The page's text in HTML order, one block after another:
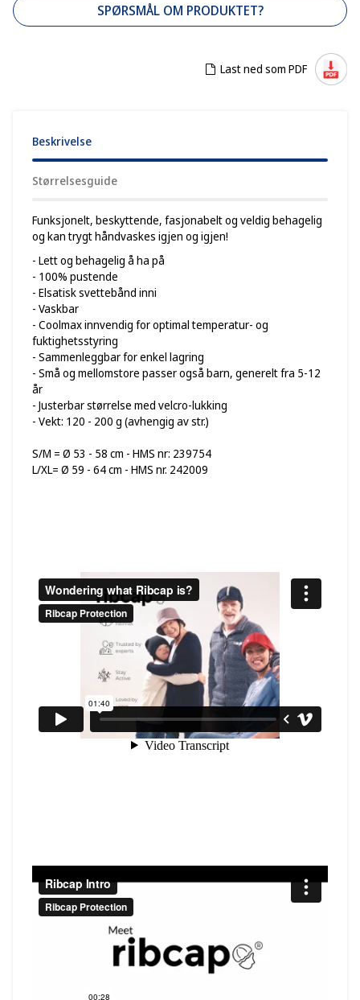
SPØRSMÅL OM PRODUKTET?
Last ned som PDF
Beskrivelse
Størrelsesguide
Funksjonelt, beskyttende, fasjonabelt og veldig behagelig
og kan trygt håndvaskes igjen og igjen!
- Lett og behagelig å ha på
- 100% pustende
- Elsatisk svettebånd inni
- Vaskbar
- Coolmax innvendig for optimal temperatur- og
fuktighetsstyring
- Sammenleggbar for enkel lagring
- Små og mellomstore passer også barn, generelt fra 5-12
år
- Justerbar størrelse med velcro-lukking
- Vekt: 120 - 200 g (avhengig av str.)
S/M = Ø 53 - 58 cm - HMS nr: 239754
L/XL= Ø 59 - 64 cm - HMS nr. 242009